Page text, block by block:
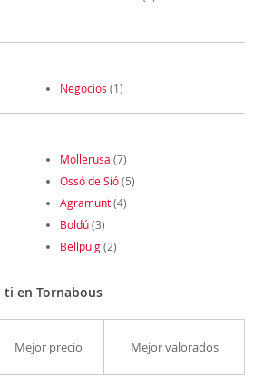
Negocios (1)
Mollerusa (7)
Ossó de Sió(5)
Agramunt(4)
Boldú(3)
Bellpuig(2)
ti en Tornabous
Mejor precio Mejor valorados